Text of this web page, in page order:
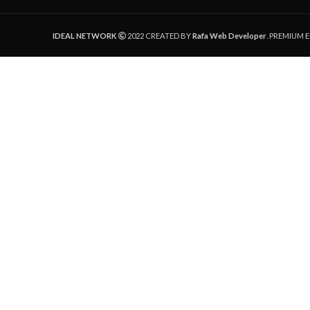
IDEAL NETWORK 2022 CREATED BYRafa Web Developer . PREMIUM